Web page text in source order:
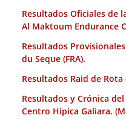
Resultados Oficiales de
Al Maktoum Endurance
Resultados
du Seque (FRA).
Resultados Raid de Rota
Resultados y Crónica
Centro Hípica Galiara.